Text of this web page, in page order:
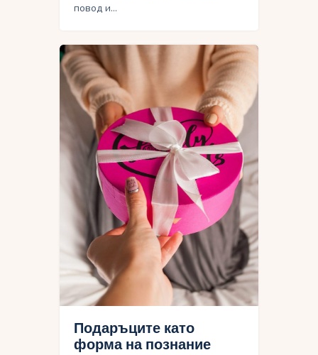
повод и…
Подаръците като
форма на познание